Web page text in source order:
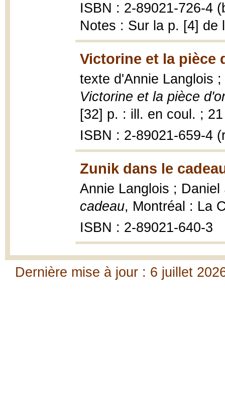
ISBN : 2-89021-726-4
Notes : Sur la p. [4] de
Victorine et la pièce
texte d'Annie Langlois
Victorine et la pièce
[32] p. : ill. en coul. ;
ISBN : 2-89021-659-4
Zunik dans le
Annie Langlois ;
cadeau, Montréal : La
ISBN : 2-89021-640-3
Dernière mise à jour : 6 juillet